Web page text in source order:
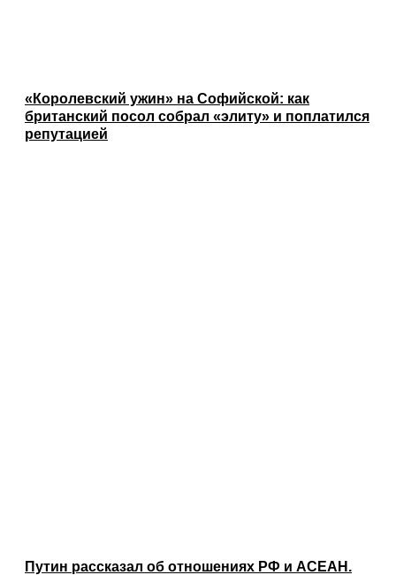
«Королевский ужин» на Софийской: как
британский посол собрал «элиту» и поплатился
репутацией
Путин рассказал об отношениях РФ и АСЕАН.